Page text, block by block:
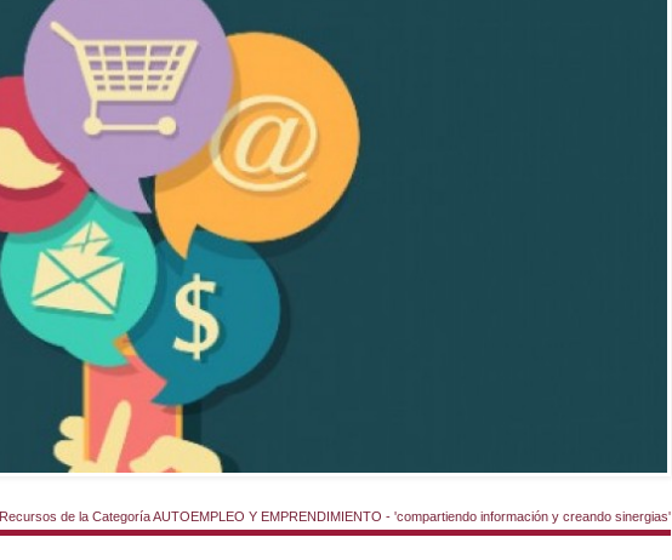
Recursos de la Categoría AUTOEMPLEO Y EMPRENDIMIENTO - 'compartiendo información y creando sinergias'